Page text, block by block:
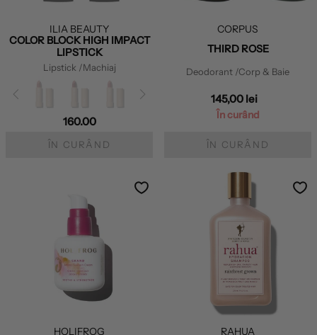
ILIA BEAUTY
COLOR BLOCK HIGH IMPACT
LIPSTICK
Lipstick /Machiaj
160.00
ÎN CURÂND
CORPUS
THIRD ROSE
Deodorant /Corp & Baie
145,00 lei
În curând
ÎN CURÂND
HOLIFROG RAHUA